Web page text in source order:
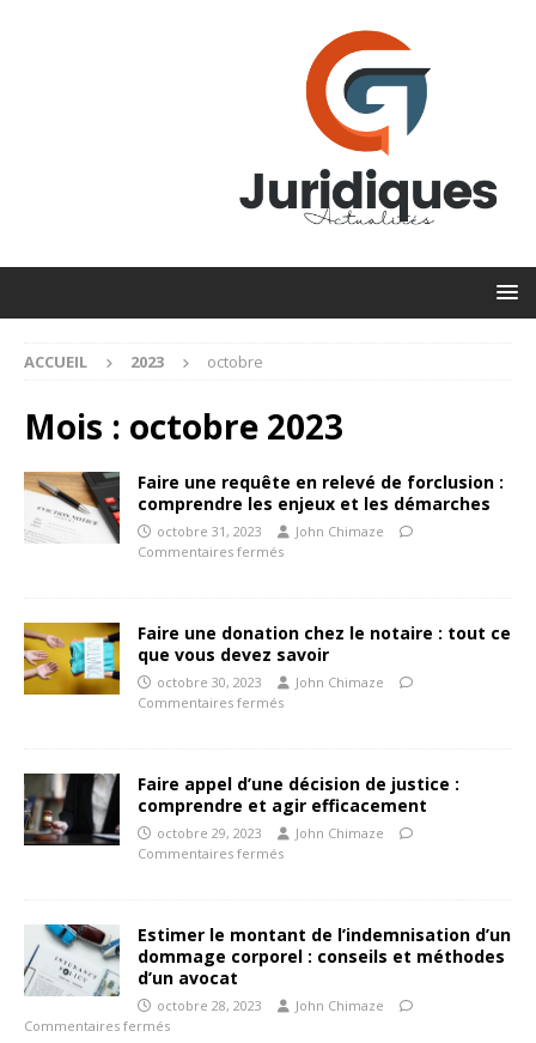
ACCUEIL 2023 octobre
Mois : octobre 2023
Faire une requête en relevé de forclusion :
comprendre les enjeux et les démarches
octobre 31, 2023
John Chimaze
Commentaires fermés
Faire une donation chez le notaire : tout ce
que vous devez savoir
octobre 30, 2023
John Chimaze
Commentaires fermés
Faire appel d’une décision de justice :
comprendre et agir efficacement
octobre 29, 2023
John Chimaze
Commentaires fermés
Estimer le montant de l’indemnisation d’un
dommage corporel : conseils et méthodes
d’un avocat
octobre 28, 2023
John Chimaze
Commentaires fermés